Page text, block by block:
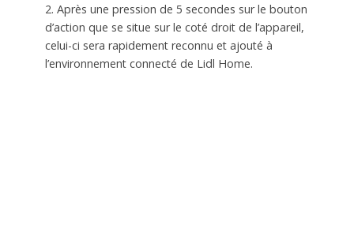
2. Après une pression de 5 secondes sur le bouton
d’action que se situe sur le coté droit de l’appareil,
celui-ci sera rapidement reconnu et ajouté à
l’environnement connecté de Lidl Home.